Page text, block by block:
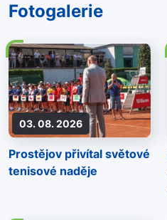
Fotogalerie
03. 08. 2026
Prostějov přivítal světové
tenisové naděje